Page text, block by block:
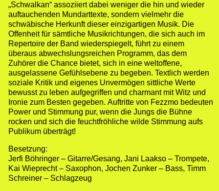
„Schwalkan“ assoziiert dabei weniger die hin und wieder
auftauchenden Mundarttexte, sondern vielmehr die
schwäbische Herkunft dieser einzigartigen Musik. Die
Offenheit für sämtliche Musikrichtungen, die sich auch im
Repertoire der Band wiederspiegelt, führt zu einem
überaus abwechslungsreichen Programm, das dem
Zuhörer die Chance bietet, sich in eine weltoffene,
ausgelassene Gefühlsebene zu begeben. Textlich werden
soziale Kritik und eigenes Unvermögen sittliche Werte
bewusst zu leben aufgegriffen und charmant mit Witz und
Ironie zum Besten gegeben. Auftritte von Fezzmo bedeuten
Power und Stimmung pur, wenn die Jungs die Bühne
rocken und sich die feuchtfröhliche wilde Stimmung aufs
Publikum überträgt!
Besetzung:
Jerfi Böhringer – Gitarre/Gesang, Jani Laakso – Trompete,
Kai Wieprecht – Saxophon, Jochen Zunker – Bass, Timm
Schreiner – Schlagzeug